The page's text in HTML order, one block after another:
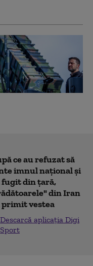
ce au refuzat să
imnul naţional şi
fugit din ţară,
din Iran
primit vestea
Descarcă aplicația Digi
Sport